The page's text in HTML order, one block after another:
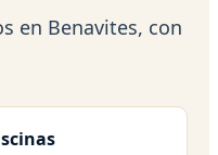
en Benavites, con